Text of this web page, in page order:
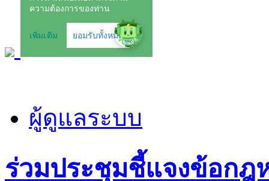
ผู้ดูแลระบบ
ร่วมประชุมชี้แจงข้อกฎ